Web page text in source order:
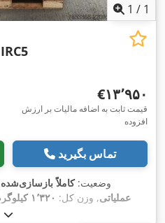
1 / 1
‎€۱۳٬۹۵۰
قیمت ثابت به اضافه مالیات بر ارزش
افزوده
تماس بگیرید
وضعیت:کاملاً
عملیاتی, وزن کل: ۱٬۳۲۰ کیلوگرم
بازو: